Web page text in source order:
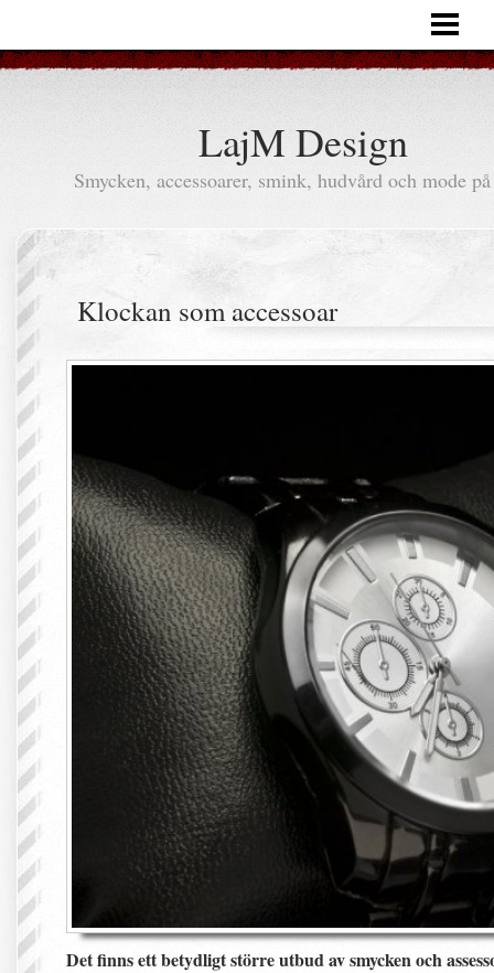
ARTIKLAR
LajM Design
Smycken, accessoarer, smink, hudvård och mode
Klockan som accessoar
Det finns ett betydligt större utbud av smycken och